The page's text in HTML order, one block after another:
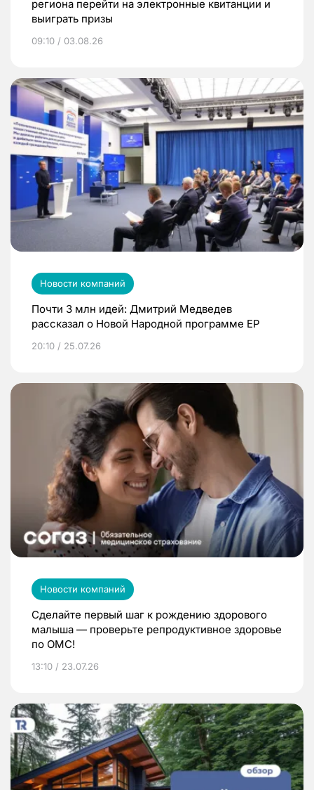
региона перейти на электронные квитанции и
выиграть призы
09:10 / 03.08.26
Новости компаний
Почти 3 млн идей: Дмитрий Медведев
рассказал о Новой Народной программе ЕР
20:10 / 25.07.26
Новости компаний
Сделайте первый шаг к рождению здорового
малыша — проверьте репродуктивное здоровье
по ОМС!
13:10 / 23.07.26